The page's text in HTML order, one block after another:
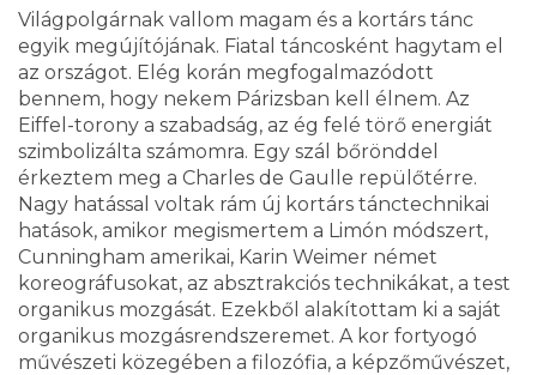
Világpolgárnak vallom magam és a kortárs tánc
egyik megújítójának. Fiatal táncosként hagytam el
az országot. Elég korán megfogalmazódott
bennem, hogy nekem Párizsban kell élnem. Az
Eiffel-torony a szabadság, az ég felé törő energiát
szimbolizálta számomra. Egy szál bőrönddel
érkeztem meg a Charles de Gaulle repülőtérre.
Nagy hatással voltak rám új kortárs tánctechnikai
hatások, amikor megismertem a Limón módszert,
Cunningham amerikai, Karin Weimer német
koreográfusokat, az absztrakciós technikákat, a test
organikus mozgását. Ezekből alakítottam ki a saját
organikus mozgásrendszeremet. A kor fortyogó
művészeti közegében a filozófia, a képzőművészet,